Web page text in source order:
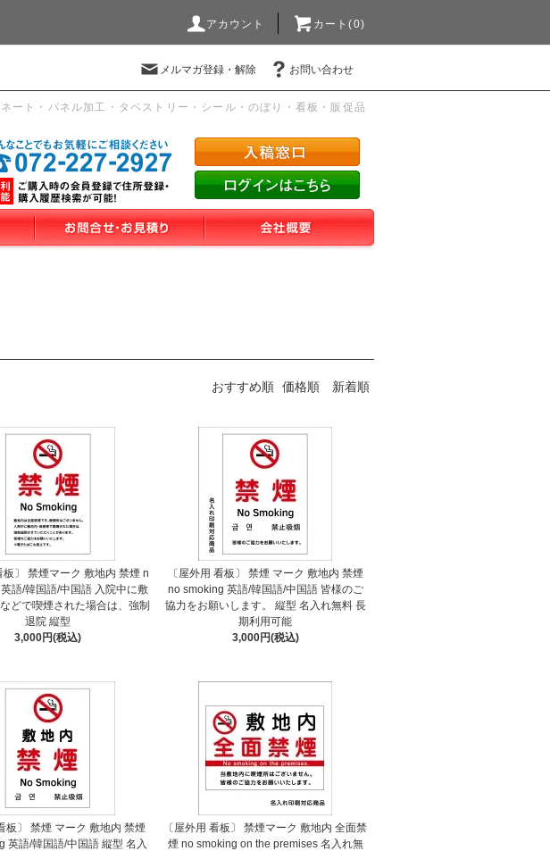
アカウント カート(0)
メルマガ登録・解除 お問い合わせ
ート・パネル加工・タペストリー・シール・のぼり・看板・販促品
おすすめ順 価格順 新着順
板〕 禁煙マーク 敷地内 禁煙 n
語/韓国語/中国語 入院中に敷
どで喫煙された場合は、強制
退院 縦型
3,000円(税込)
〔屋外用 看板〕 禁煙 マーク 敷地内 禁煙
no smoking 英語/韓国語/中国語 皆様のご
協力をお願いします。 縦型 名入れ無料 長
期利用可能
3,000円(税込)
板〕 禁煙 マーク 敷地内 禁煙
英語/韓国語/中国語 縦型 名入
〔屋外用 看板〕 禁煙マーク 敷地内 全面禁
煙 no smoking on the premises 名入れ無